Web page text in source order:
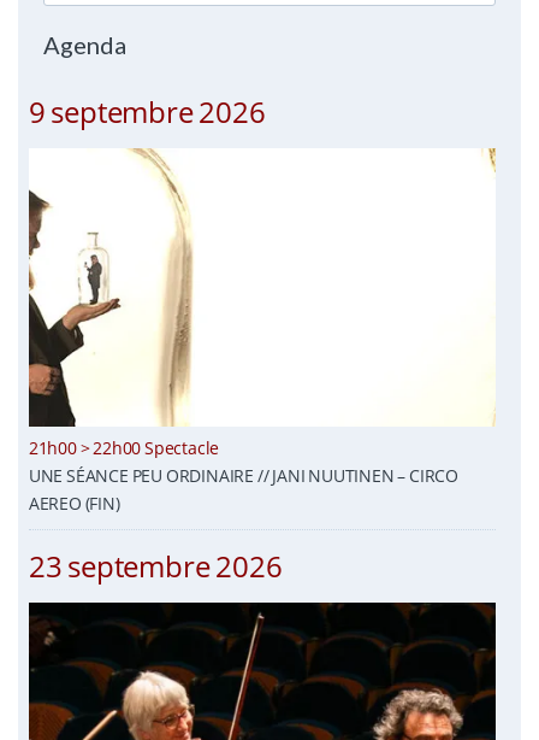
Agenda
9 septembre 2026
21h00 > 22h00 Spectacle
UNE SÉANCE PEU ORDINAIRE // JANI NUUTINEN – CIRCO
AEREO (FIN)
23 septembre 2026